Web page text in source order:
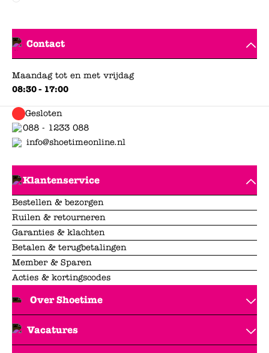
Contact
Maandag tot en met vrijdag
08:30 - 17:00
Gesloten
088 - 1233 088
info@shoetimeonline.nl
Klantenservice
Bestellen & bezorgen
Ruilen & retourneren
Garanties & klachten
Betalen & terugbetalingen
Member & Sparen
Acties & kortingscodes
Over Shoetime
Vacatures